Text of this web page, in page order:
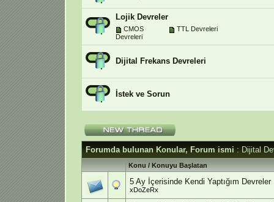
Lojik Devreler
CMOS
Devreleri
TTL Devreleri
Dijital Frekans Devreleri
İstek ve Sorun
Forumda bulunan Konular, Forum ismi: Dijital
Konu / Konuyu Başlatan
5 Ay İçerisinde Kendi Yaptığım Devreler
xDoZeRx